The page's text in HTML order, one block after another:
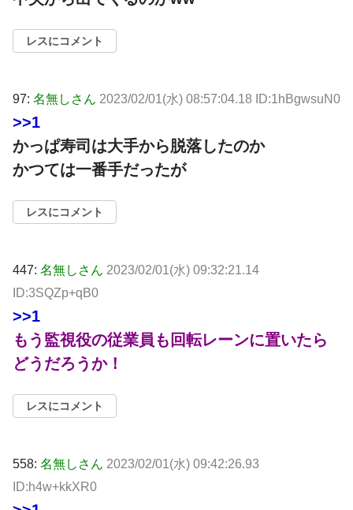
レスにコメント
97: 名無しさん 2023/02/01(水) 08:57:04.18 ID:1hBgwsuN0
>>1
かっぱ寿司は大手から脱落したのか
かつては一番手だったが
レスにコメント
447: 名無しさん 2023/02/01(水) 09:32:21.14
ID:3SQZp+qB0
>>1
もう監視役の従業員も回転レーンに置いたら
どうだろうか！
レスにコメント
558: 名無しさん 2023/02/01(水) 09:42:26.93
ID:h4w+kkXR0